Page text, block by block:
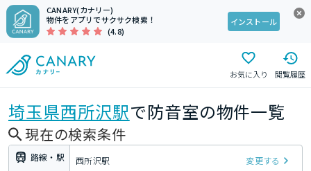
CANARY(カナリー)
物件をアプリでサクサク検索！
(4.8)
インストール
お気に入り 閲覧履歴
埼玉県西所沢駅で防音室の物件一覧
現在の検索条件
路線・駅 西所沢駅 変更する